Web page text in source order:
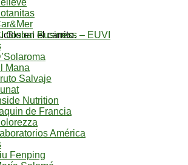
en el carrito.
Global Business – EUVI
Mana
Salvaje
Nutrition
de Francia
América
Fenping